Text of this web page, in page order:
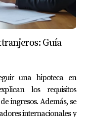
documentos
después
ante los
Guía
una hipoteca en
los requisitos
ingresos. Además, se
internacionales y